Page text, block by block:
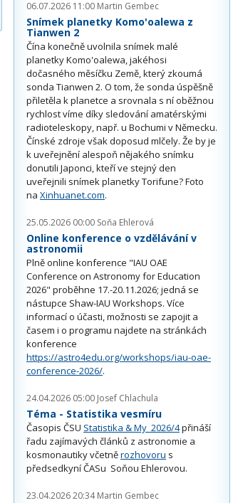
06.07.2026 11:00 Martin Gembec
Snímek planetky Komo'oalewa z
Tianwen 2
Čína konečně uvolnila snímek malé
planetky Komo'oalewa, jakéhosi
dočasného měsíčku Země, který zkoumá
sonda Tianwen 2. O tom, že sonda úspěšně
přiletěla k planetce a srovnala s ní oběžnou
rychlost víme díky sledování amatérskými
radioteleskopy, např. u Bochumi v Německu.
Čínské zdroje však doposud mlčely. Že by je
k uveřejnění alespoň nějakého snímku
donutili Japonci, kteří ve stejný den
uveřejnili snímek planetky Torifune? Foto
na Xinhuanet.com.
25.05.2026 00:00 Soňa Ehlerová
Online konference o vzdělávání v
astronomii
Plně online konference "IAU OAE
Conference on Astronomy for Education
2026" proběhne 17.-20.11.2026; jedná se
nástupce Shaw-IAU Workshops. Více
informací o účasti, možnosti se zapojit a
časem i o programu najdete na stránkách
konference
https://astro4edu.org/workshops/iau-oae-
conference-2026/.
24.04.2026 05:00 Josef Chlachula
Téma - Statistika vesmíru
Časopis ČSU Statistika & My 2026/4přináší
řadu zajímavých článků z astronomie a
kosmonautiky včetněrozhovoru s
předsedkyní ČASu Soňou Ehlerovou.
23.04.2026 20:34 Martin Gembec